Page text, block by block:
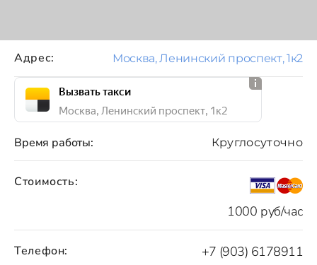
Стоимость:
1000 руб/час
Время работы: Круглосуточно
Телефон: +7 (903) 6178911
Адрес: Москва, Ленинский проспект, 1к2
Вызвать такси
Москва, Ленинский проспект, 1к2